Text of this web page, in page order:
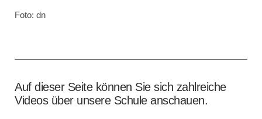
Foto: dn
Auf dieser Seite können Sie sich zahlreiche
Videos über unsere Schule anschauen.